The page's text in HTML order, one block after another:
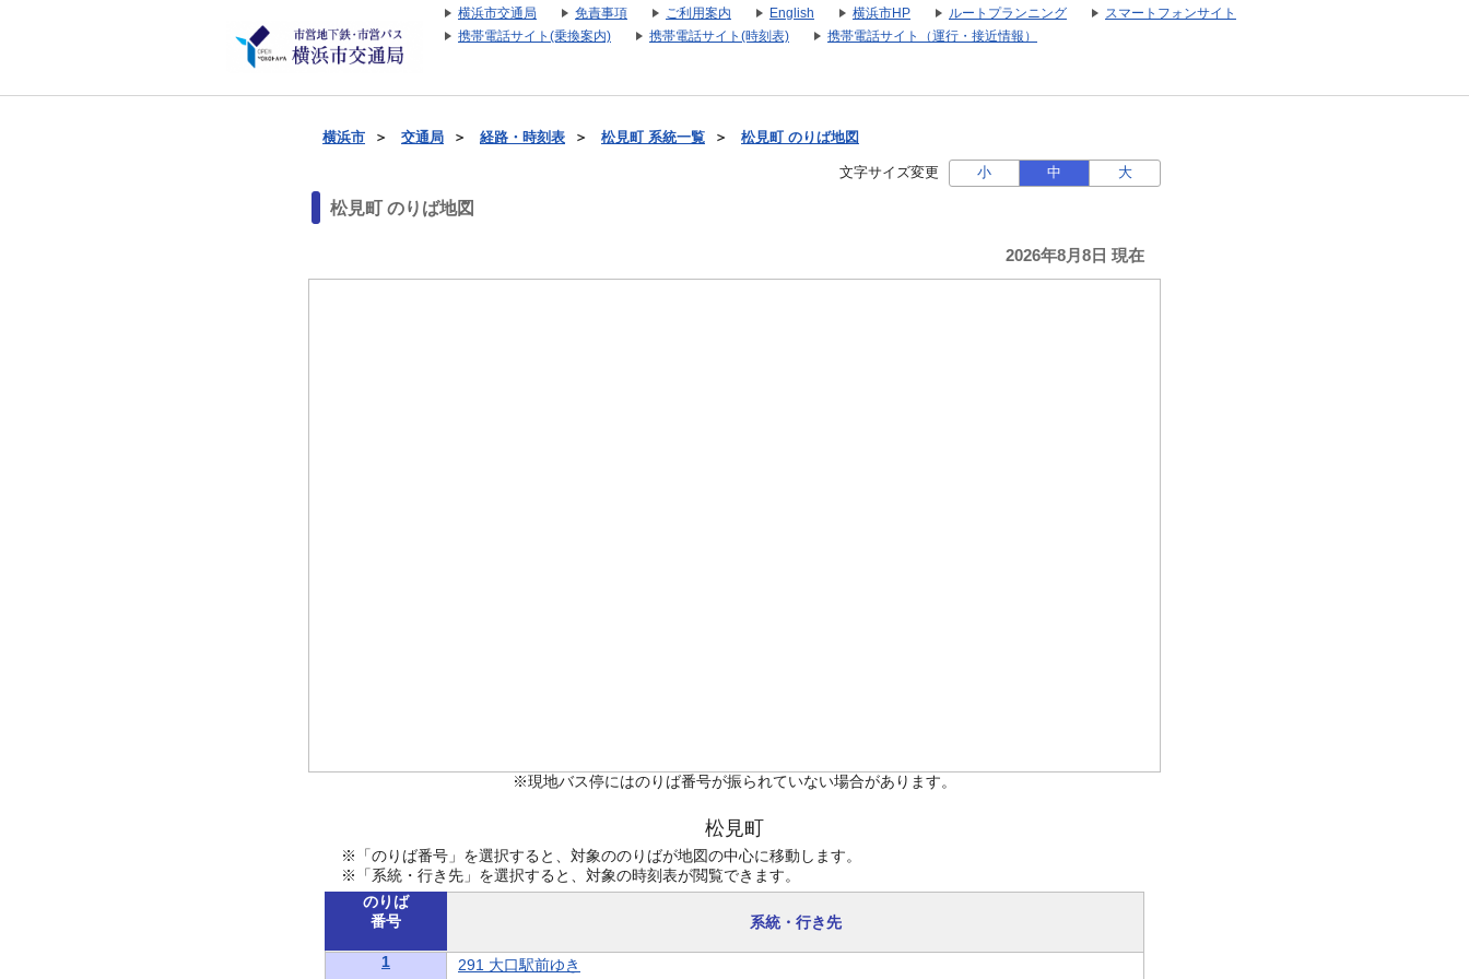
横浜市交通局 免責事項 ご利用案内 English 横浜市HP ルートプランニング
スマートフォンサイト
携帯電話サイト(乗換案内)
携帯電話サイト(時刻表) 携帯電話サイト（運行・接近情報）
横浜市 ＞ 交通局 ＞ 経路・時刻表 ＞ 松見町 系統一覧 ＞ 松見町 のりば地図
文字サイズ変更 小 中 大
松見町 のりば地図
2026年8月8日 現在
※現地バス停にはのりば番号が振られていない場合があります。
松見町
※「のりば番号」を選択すると、対象ののりばが地図の中心に移動します。
※「系統・行き先」を選択すると、対象の時刻表が閲覧できます。
のりば
番号
系統・行き先
1 291 大口駅前ゆき